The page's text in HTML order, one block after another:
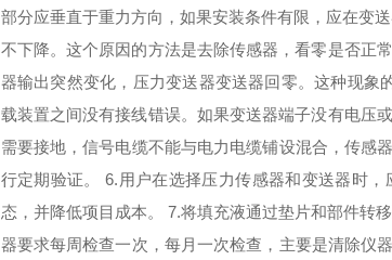
部分应垂直于重力方向，如果安装条件有限，应在变
不下降。这个原因的方法是去除传感器，看零是否正
器输出突然变化，压力变送器变送器回零。这种现象
载装置之间没有接线错误。如果变送器端子没有电压
需要接地，信号电缆不能与电力电缆铺设混合，传感
行定期验证。 6.用户在选择压力传感器和变送器时
态，并降低项目成本。 7.将填充液通过垫片和部件转
器要求每周检查一次，每月一次检查，主要是清除仪